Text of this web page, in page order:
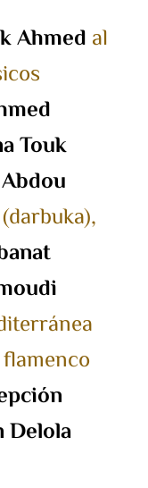
Ahmed al
Touk
(darbuka),
Delola